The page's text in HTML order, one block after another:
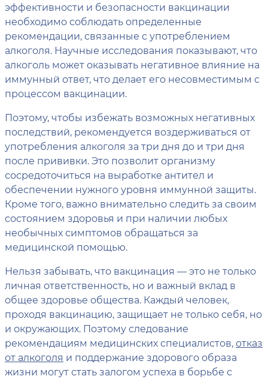
эффективности и безопасности вакцинации
необходимо соблюдать определенные
рекомендации, связанные с употреблением
алкоголя. Научные исследования показывают, что
алкоголь может оказывать негативное влияние на
иммунный ответ, что делает его несовместимым с
процессом вакцинации.
Поэтому, чтобы избежать возможных негативных
последствий, рекомендуется воздерживаться от
употребления алкоголя за три дня до и три дня
после прививки. Это позволит организму
сосредоточиться на выработке антител и
обеспечении нужного уровня иммунной защиты.
Кроме того, важно внимательно следить за своим
состоянием здоровья и при наличии любых
необычных симптомов обращаться за
медицинской помощью.
Нельзя забывать, что вакцинация — это не только
личная ответственность, но и важный вклад в
общее здоровье общества. Каждый человек,
проходя вакцинацию, защищает не только себя, но
и окружающих. Поэтому следование
рекомендациям медицинских специалистов,отказ
от алкоголя и поддержание здорового образа
жизни могут стать залогом успеха в борьбе с